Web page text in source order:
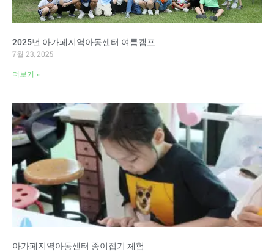
2025년 아가페지역아동센터 여름캠프
7월 23, 2025
더보기 »
아가페지역아동센터 종이접기 체험